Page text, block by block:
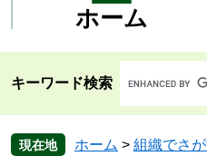
ホーム
キーワード検索
現在地 ホーム > 組織でさ